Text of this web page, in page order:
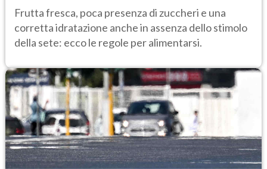
temperature
Frutta fresca, poca presenza di zuccheri e una
corretta idratazione anche in assenza dello stimolo
della sete: ecco le regole per alimentarsi.